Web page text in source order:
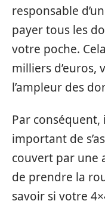
responsable
payer tous les
votre poche.
milliers d’euros,
l’ampleur des
Par
important de
couvert par une
de prendre la
savoir si votre